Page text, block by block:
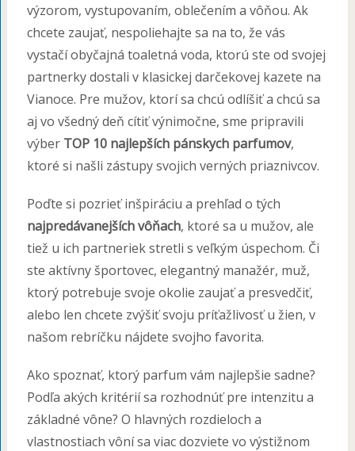
výzorom, vystupovaním, oblečením a vôňou. Ak
chcete zaujať, nespoliehajte sa na to, že vás
vystačí obyčajná toaletná voda, ktorú ste od svojej
partnerky dostali v klasickej darčekovej kazete na
Vianoce. Pre mužov, ktorí sa chcú odlíšiť a chcú sa
aj vo všedný deň cítiť výnimočne, sme pripravili
výber TOP 10 najlepších pánskych parfumov,
ktoré si našli zástupy svojich verných priaznivcov.
Poďte si pozrieť inšpiráciu a prehľad o tých
najpredávanejších vôňach, ktoré sa u mužov, ale
tiež u ich partneriek stretli s veľkým úspechom. Či
ste aktívny športovec, elegantný manažér, muž,
ktorý potrebuje svoje okolie zaujať a presvedčiť,
alebo len chcete zvýšiť svoju príťažlivosť u žien, v
našom rebríčku nájdete svojho favorita.
Ako spoznať, ktorý parfum vám najlepšie sadne?
Podľa akých kritérií sa rozhodnúť pre intenzitu a
základné vône? O hlavných rozdieloch a
vlastnostiach vôní sa viac dozviete vo výstižnom